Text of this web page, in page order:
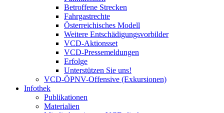
Betroffene Strecken
Fahrgastrechte
Österreichisches Modell
Weitere Entschädigungsvorbilder
VCD-Aktionsset
VCD-Pressemeldungen
Erfolge
Unterstützen Sie uns!
VCD-ÖPNV-Offensive (Exkursionen)
Infothek
Publikationen
Materialien